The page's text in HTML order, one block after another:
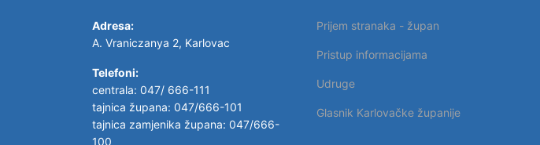
Adresa:
A. Vraniczanya 2, Karlovac
Telefoni:
centrala: 047/ 666-111
tajnica župana: 047/666-101
tajnica zamjenika župana: 047/666-
100
Prijem stranaka - župan
Pristup informacijama
Udruge
Glasnik Karlovačke županije